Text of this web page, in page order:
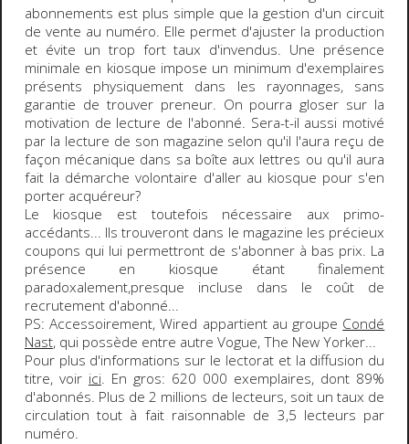
abonnements est plus simple que la gestion d'un circuit
de vente au numéro. Elle permet d'ajuster la production
et évite un trop fort taux d'invendus. Une présence
minimale en kiosque impose un minimum d'exemplaires
présents physiquement dans les rayonnages, sans
garantie de trouver preneur. On pourra gloser sur la
motivation de lecture de l'abonné. Sera-t-il aussi motivé
par la lecture de son magazine selon qu'il l'aura reçu de
façon mécanique dans sa boîte aux lettres ou qu'il aura
fait la démarche volontaire d'aller au kiosque pour s'en
porter acquéreur?
Le kiosque est toutefois nécessaire aux primo-
accédants... Ils trouveront dans le magazine les précieux
coupons qui lui permettront de s'abonner à bas prix. La
présence en kiosque étant finalement
paradoxalement,presque incluse dans le coût de
recrutement d'abonné...
PS: Accessoirement, Wired appartient au groupe Condé
Nast, qui possède entre autre Vogue, The New Yorker...
Pour plus d'informations sur le lectorat et la diffusion du
titre, voir ici. En gros: 620 000 exemplaires, dont 89%
d'abonnés. Plus de2 millions de lecteurs, soit un taux de
circulation tout à fait raisonnable de 3,5 lecteurs par
numéro.